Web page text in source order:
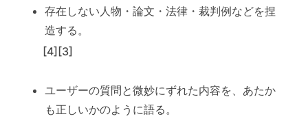
存在しない人物・論文・法律・裁判例などを捏
造する。
[4][3]
ユーザーの質問と微妙にずれた内容を、あたか
も正しいかのように語る。